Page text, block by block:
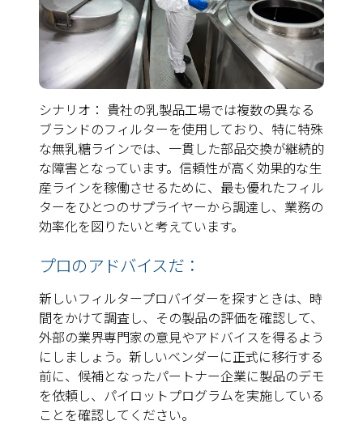
シナリオ： 貴社の乳製品工場では複数の異なる
ブランドのフィルターを使用しており、特に特殊
な無乳糖ラインでは、一貫した部品交換が継続的
な障害となっています。信頼性が高く効果的な生
産ラインを稼働させるために、最も優れたフィル
ターをひとつのサプライヤーから調達し、業務の
効率化を図りたいと考えています。
プロのアドバイスだ：
新しいフィルタープロバイダーを探すときは、時
間をかけて調査し、その製品の評価を確認して、
外部の業界専門家の意見やアドバイスを得るよう
にしましょう。新しいベンダーに正式に移行する
前に、候補となったパートナー企業に製品のデモ
を依頼し、パイロットプログラムを実施している
ことを確認してください。